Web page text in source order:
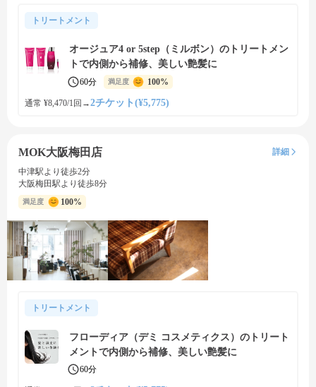
トリートメント
オージュア4 or 5step（ミルボン）のトリートメン
トで内側から補修、美しい艶髪に
60分 満足度 100%
通常 ¥8,470/1回 →2チケット(¥5,775)
MOK大阪梅田店
詳細
中津駅より徒歩2分
大阪梅田駅より徒歩8分
満足度 100%
トリートメント
フローディア（デミ コスメティクス）のトリート
メントで内側から補修、美しい艶髪に
60分